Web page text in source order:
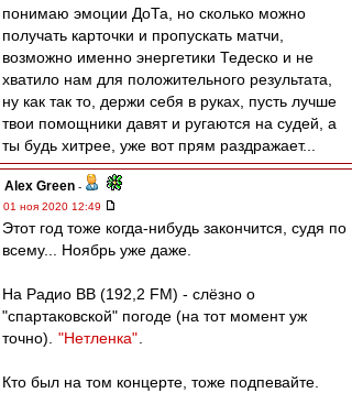
понимаю эмоции ДоТа, но сколько можно
получать карточки и пропускать матчи,
возможно именно энергетики Тедеско и не
хватило нам для положительного результата,
ну как так то, держи себя в руках, пусть лучше
твои помощники давят и ругаются на судей, а
ты будь хитрее, уже вот прям раздражает...
Alex Green -
01 ноя 2020 12:49
Этот год тоже когда-нибудь закончится, судя по
всему... Ноябрь уже даже.
На Радио ВВ (192,2 FM) - слёзно о
"спартаковской" погоде (на тот момент уж
точно). "Нетленка"
Кто был на том концерте, тоже подпевайте.